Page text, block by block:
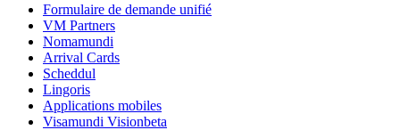
Formulaire de demande unifié
VM Partners
Nomamundi
Arrival Cards
Scheddul
Lingoris
Applications mobiles
Visamundi Visionbeta